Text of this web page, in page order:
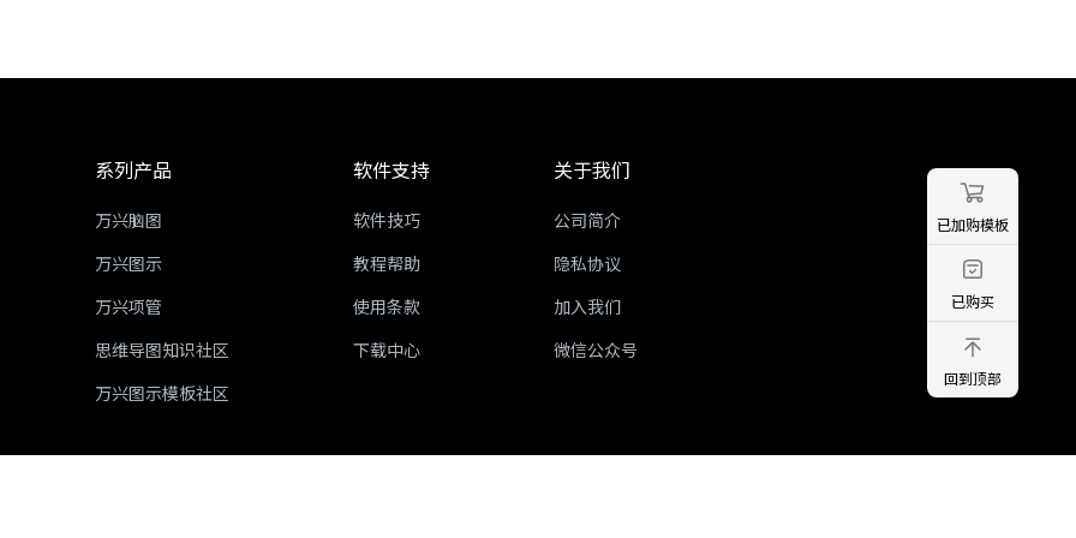
已加购模板
已购买
回到顶部
系列产品
万兴脑图
万兴图示
万兴项管
思维导图知识社区
万兴图示模板社区
软件支持
软件技巧
教程帮助
使用条款
下载中心
关于我们
公司简介
隐私协议
加入我们
微信公众号